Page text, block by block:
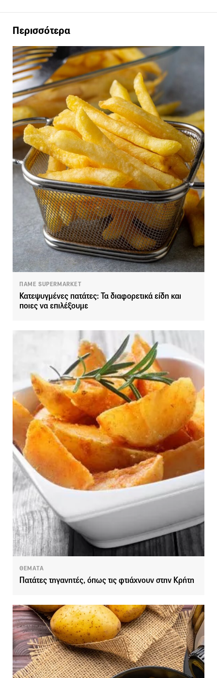
Περισσότερα
ΠΑΜΕ SUPERMARKET
Κατεψυγμένες πατάτες: Τα διαφορετικά είδη και
ποιες να επιλέξουμε
ΘΕΜΑΤΑ
Πατάτες τηγανητές, όπως τις φτιάχνουν στην Κρήτη